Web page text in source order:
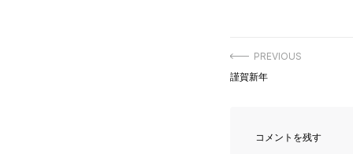
投
ナ
PREVIOUS
Previous
謹賀新年
コメントを残す